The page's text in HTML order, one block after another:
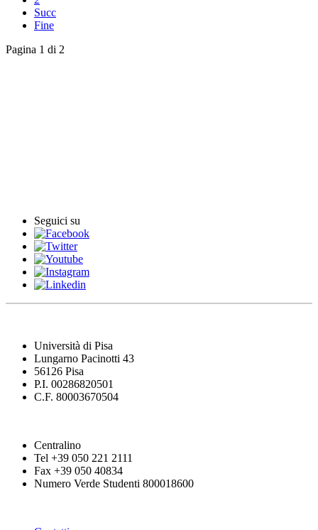
Succ
Fine
Pagina 1 di 2
Seguici su
Università di Pisa
Lungarno Pacinotti 43
56126 Pisa
P.I. 00286820501
C.F. 80003670504
Centralino
Tel +39 050 221 2111
Fax +39 050 40834
Numero Verde Studenti 800018600